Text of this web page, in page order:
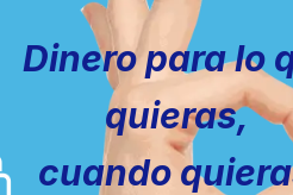
Dinero para lo
quieras,
cuando